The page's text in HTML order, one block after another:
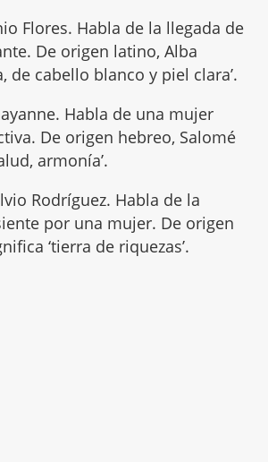
Flores. Habla de la llegada de
De origen latino, Alba
de cabello blanco y piel clara’.
Habla de una mujer
De origen hebreo, Salomé
armonía’.
Rodríguez. Habla de la
por una mujer. De origen
‘tierra de riquezas’.